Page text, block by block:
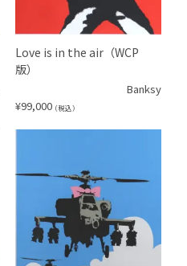
Love is in the air（WCP
版）
Banksy
¥99,000 （税込）